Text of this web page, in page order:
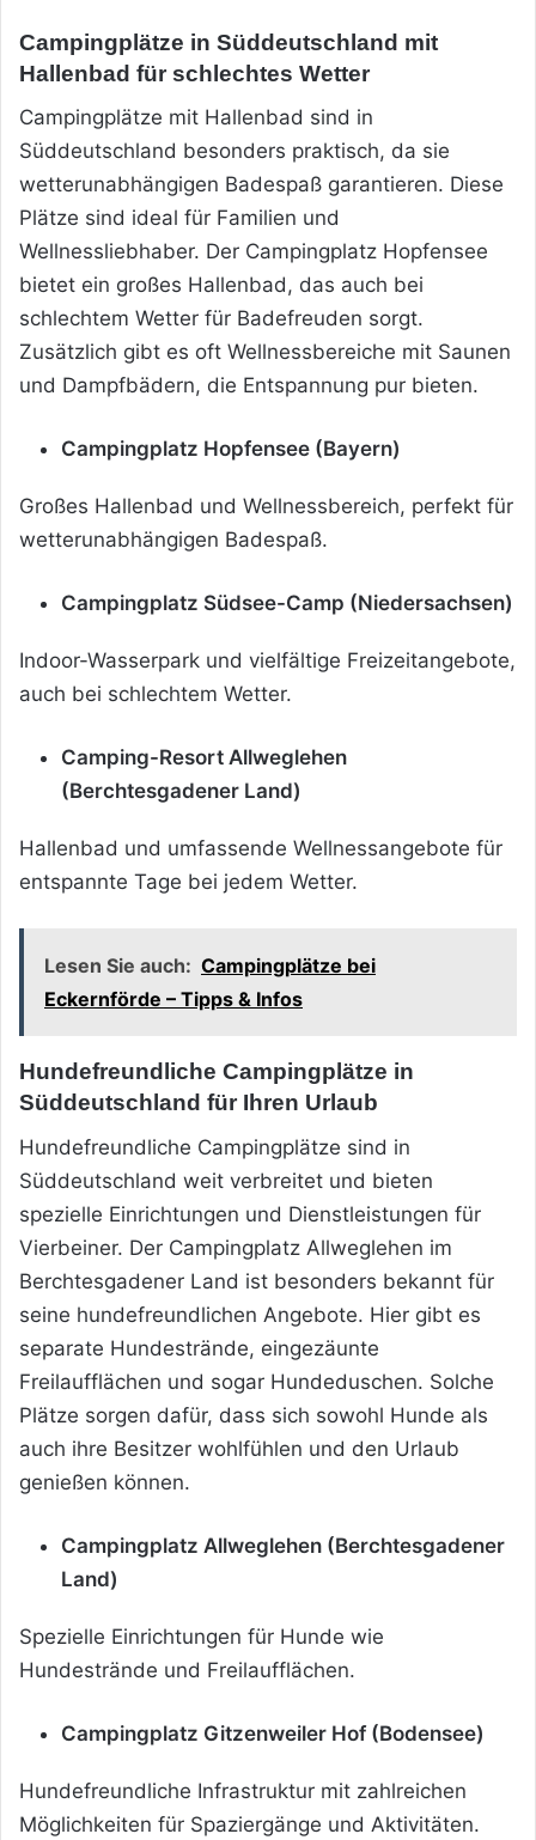
Campingplätze in Süddeutschland mit
Hallenbad für schlechtes Wetter
Campingplätze mit Hallenbad sind in
Süddeutschland besonders praktisch, da sie
wetterunabhängigen Badespaß garantieren. Diese
Plätze sind ideal für Familien und
Wellnessliebhaber. Der Campingplatz Hopfensee
bietet ein großes Hallenbad, das auch bei
schlechtem Wetter für Badefreuden sorgt.
Zusätzlich gibt es oft Wellnessbereiche mit Saunen
und Dampfbädern, die Entspannung pur bieten.
Campingplatz Hopfensee (Bayern)
Großes Hallenbad und Wellnessbereich, perfekt für
wetterunabhängigen Badespaß.
Campingplatz Südsee-Camp (Niedersachsen)
Indoor-Wasserpark und vielfältige Freizeitangebote,
auch bei schlechtem Wetter.
Camping-Resort Allweglehen
(Berchtesgadener Land)
Hallenbad und umfassende Wellnessangebote für
entspannte Tage bei jedem Wetter.
Lesen Sie auch: Campingplätze bei
Eckernförde – Tipps & Infos
Hundefreundliche Campingplätze in
Süddeutschland für Ihren Urlaub
Hundefreundliche Campingplätze sind in
Süddeutschland weit verbreitet und bieten
spezielle Einrichtungen und Dienstleistungen für
Vierbeiner. Der Campingplatz Allweglehen im
Berchtesgadener Land ist besonders bekannt für
seine hundefreundlichen Angebote. Hier gibt es
separate Hundestrände, eingezäunte
Freilaufflächen und sogar Hundeduschen. Solche
Plätze sorgen dafür, dass sich sowohl Hunde als
auch ihre Besitzer wohlfühlen und den Urlaub
genießen können.
Campingplatz Allweglehen (Berchtesgadener
Land)
Spezielle Einrichtungen für Hunde wie
Hundestrände und Freilaufflächen.
Campingplatz Gitzenweiler Hof (Bodensee)
Hundefreundliche Infrastruktur mit zahlreichen
Möglichkeiten für Spaziergänge und Aktivitäten.